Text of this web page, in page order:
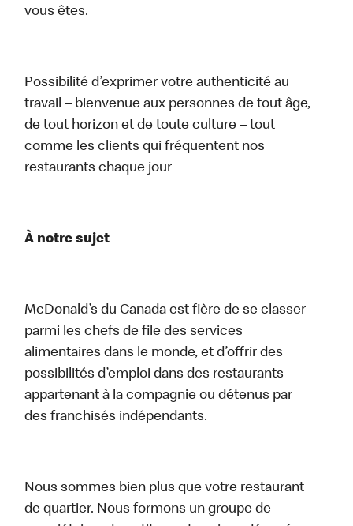
vous êtes.
Possibilité d’exprimer votre authenticité au
travail – bienvenue aux personnes de tout âge,
de tout horizon et de toute culture – tout
comme les clients qui fréquentent nos
restaurants chaque jour
À notre sujet
McDonald’s du Canada est fière de se classer
parmi les chefs de file des services
alimentaires dans le monde, et d’offrir des
possibilités d’emploi dans des restaurants
appartenant à la compagnie ou détenus par
des franchisés indépendants.
Nous sommes bien plus que votre restaurant
de quartier. Nous formons un groupe de